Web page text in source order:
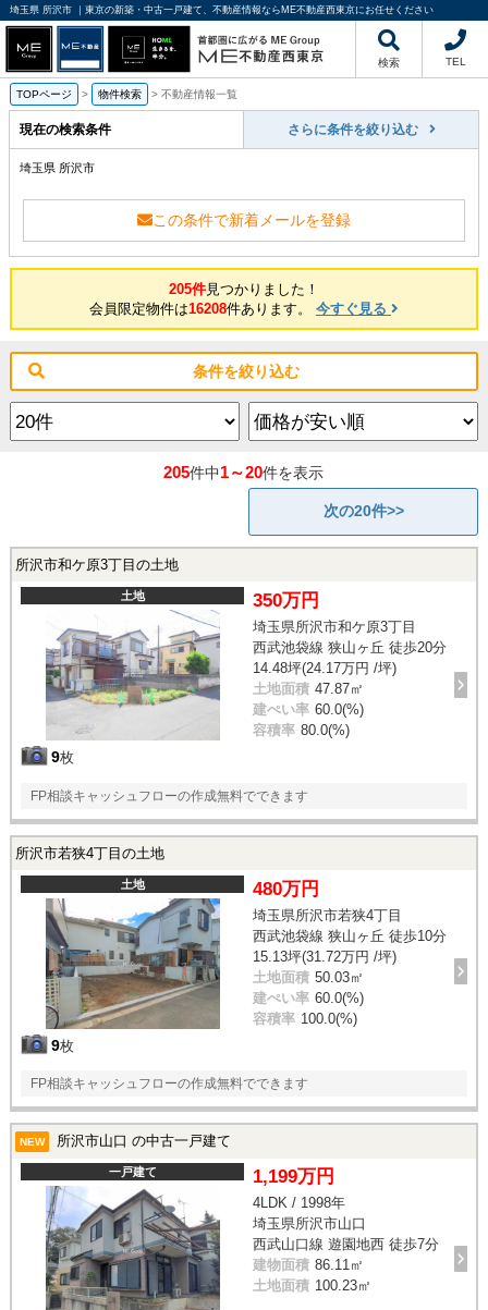
埼玉県 所沢市 ｜東京の新築・中古一戸建て、不動産情報ならME不動産西東京にお任せください
検索 TEL
TOPページ > 物件検索 > 不動産情報一覧
現在の検索条件 さらに条件を絞り込む
埼玉県 所沢市
この条件で新着メールを登録
205件見つかりました！
会員限定物件は16208件あります。 今すぐ見る
条件を絞り込む
205件中1～20件を表示
次の20件>>
所沢市和ケ原3丁目の土地
土地
9枚
350万円
埼玉県所沢市和ケ原3丁目
西武池袋線 狭山ヶ丘 徒歩20分
14.48坪(24.17万円 /坪)
土地面積 47.87㎡
建ぺい率 60.0(%)
容積率 80.0(%)
FP相談キャッシュフローの作成無料でできます
所沢市若狭4丁目の土地
土地
9枚
480万円
埼玉県所沢市若狭4丁目
西武池袋線 狭山ヶ丘 徒歩10分
15.13坪(31.72万円 /坪)
土地面積 50.03㎡
建ぺい率 60.0(%)
容積率 100.0(%)
FP相談キャッシュフローの作成無料でできます
NEW 所沢市山口 の中古一戸建て
一戸建て 1,199万円
4LDK / 1998年
埼玉県所沢市山口
西武山口線 遊園地西 徒歩7分
建物面積 86.11㎡
土地面積 100.23㎡